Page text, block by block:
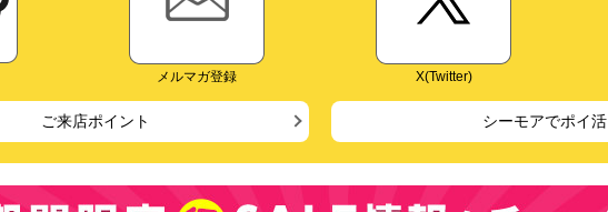
メルマガ登録 X(Twitter)
ご来店ポイント シーモアでポイ活